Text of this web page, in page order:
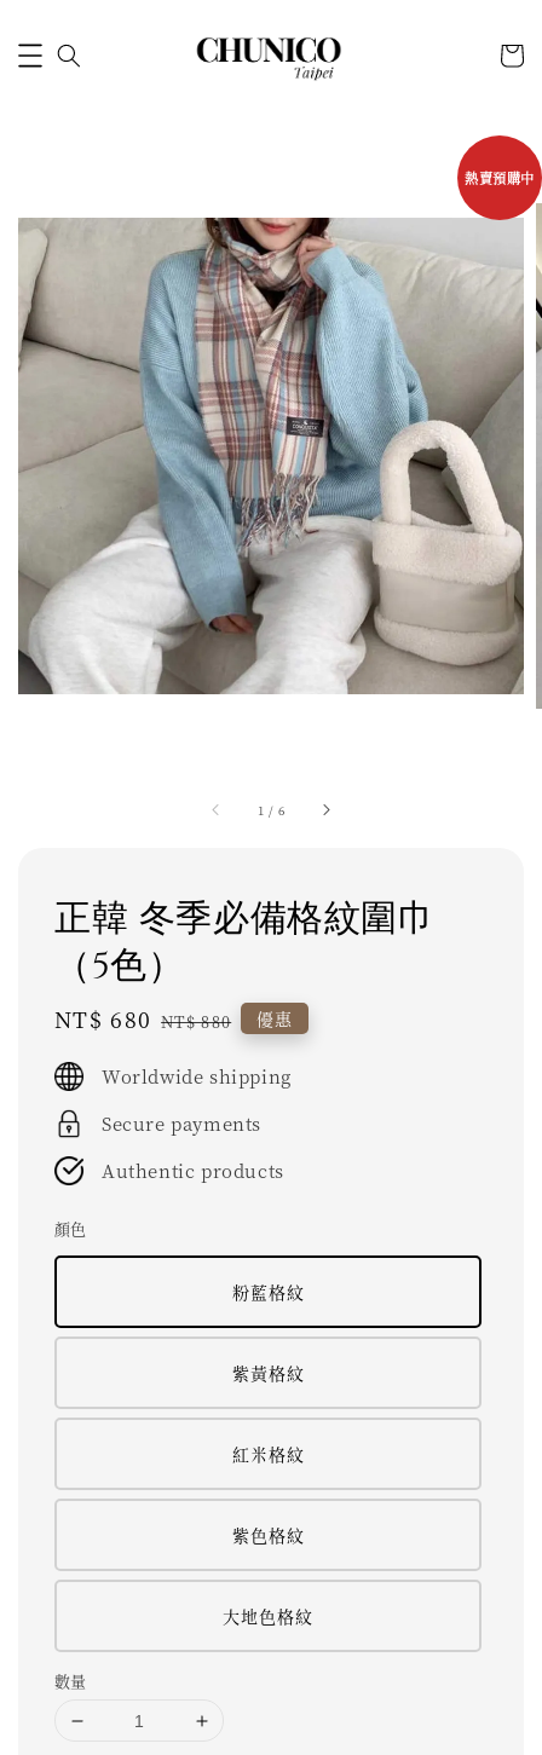
1 / 6
熱賣預購中
正韓 冬季必備格紋圍巾
（5色）
Sale
NT$ 680 Regular
NT$ 880 優惠
Worldwide shipping
Secure payments
Authentic products
顏色
粉藍格紋
紫黃格紋
紅米格紋
紫色格紋
大地色格紋
數量